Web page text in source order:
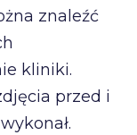
znaleźć
kliniki.
przed i